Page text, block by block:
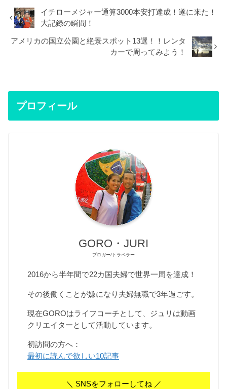
イチローメジャー通算3000本安打達成！遂に来た！
大記録の瞬間！
アメリカの国立公園と絶景スポット13選！！レンタ
カーで周ってみよう！
プロフィール
GORO・JURI
ブロガー/トラベラー
2016から半年間で22カ国夫婦で世界一周を達成！
その後働くことが嫌になり夫婦無職で3年過ごす。
現在GOROはライフコーチとして、ジュリは動画
クリエイターとして活動しています。
初訪問の方へ：
最初に読んで欲しい10記事
＼ SNSをフォローしてね ／